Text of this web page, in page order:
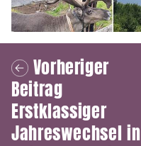
Vorheriger
Beitrag
Erstklassiger
Jahreswechsel in